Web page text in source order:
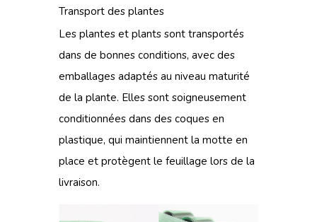
Transport des plantes
Les plantes et plants sont transportés
dans de bonnes conditions, avec des
emballages adaptés au niveau maturité
de la plante. Elles sont soigneusement
conditionnées dans des coques en
plastique, qui maintiennent la motte en
place et protègent le feuillage lors de la
livraison.